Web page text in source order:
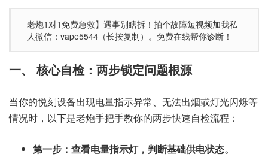
老炮1对1免费急救】遇事别瞎拆！拍个故障短视频加我私
人微信：vape5544（长按复制）。免费在线帮你诊断！
一、 核心自检：两步锁定问题根源
当你的悦刻设备出现电量指示异常、无法出烟或灯光闪烁等
情况时，以下是老炮手把手教你的两步快速自检流程：
第一步：查看电量指示灯，判断基础供电状态。